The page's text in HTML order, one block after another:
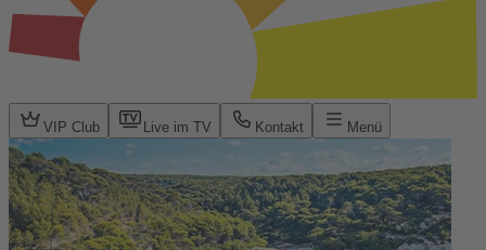
VIP Club Live im TV Kontakt Menü